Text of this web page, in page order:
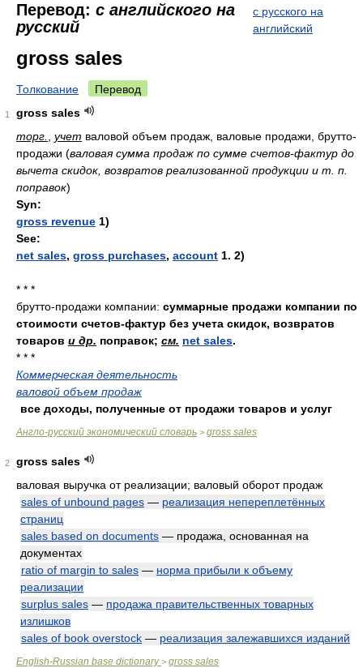
Перевод: с английского на
русский
с русского на
английский
gross sales
Толкование Перевод
1
gross sales
торг.
учет валовой объем продаж, валовые продажи, брутто-
продажи (валовая сумма продаж по сумме счетов-фактур до
вычета скидок, возвратов реализованной продукции и т. п.
поправок)
Syn:
gross revenue 1)
See:
net sales, gross purchases, account 1. 2)
* * *
брутто-продажи компании: суммарные продажи компании по
стоимости счетов-фактур без учета скидок, возвратов
товаров и др. поправок; см. net sales.
* * *
Коммерческая деятельность
валовой объем продаж
все доходы, полученные от продажи товаров и услуг
Англо-русский экономический словарь > gross sales
2
gross sales
валовая выручка от реализации; валовый оборот продаж
sales of unbound pages — реализация непереплетённых
страниц
sales based on documents — продажа, основанная на
документах
ratio of margin to sales — норма прибыли к объему
реализации
surplus sales — продажа правительственных товарных
излишков
sales of book overstock — реализация залежавшихся изданий
English-Russian base dictionary> gross sales